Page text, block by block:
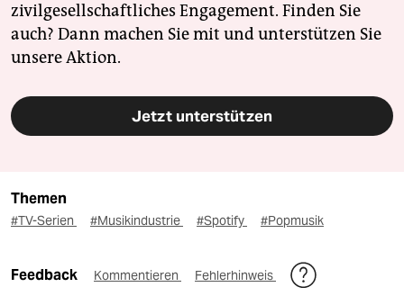
zivilgesellschaftliches Engagement. Finden Sie
auch? Dann machen Sie mit und unterstützen Sie
unsere Aktion.
Jetzt unterstützen
Themen
#TV-Serien #Musikindustrie #Spotify #Popmusik
Feedback Kommentieren Fehlerhinweis